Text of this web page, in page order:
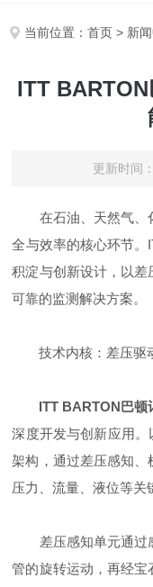
当前位置：首页 > 新
ITT
更新时间
在石油、天然气、
全与效率的核心环节
积淀与创新设计，以差
可靠的监测解决方案。
技术内核：差压驱
ITT BARTON巴顿
深度开发与创新应用
架构，通过差压感知、
压力、流量、液位等关
差压感知单元通过
管的旋转运动，再经宝